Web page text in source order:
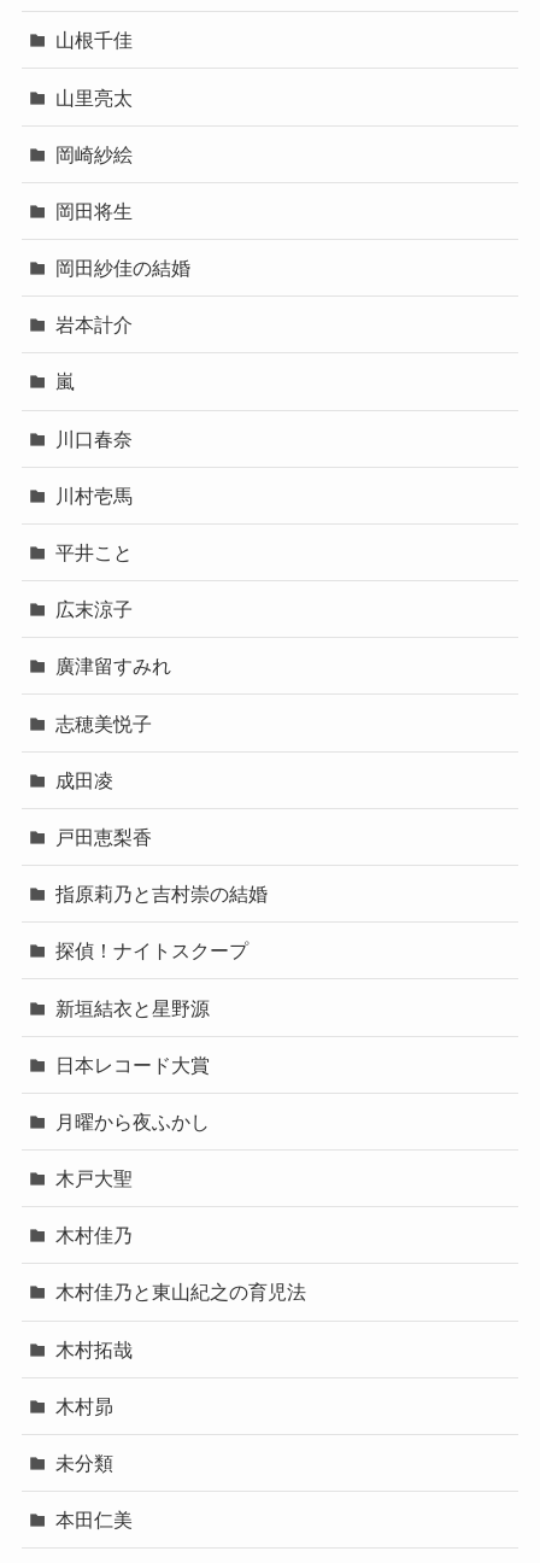
山根千佳
山里亮太
岡崎紗絵
岡田将生
岡田紗佳の結婚
岩本計介
嵐
川口春奈
川村壱馬
平井こと
広末涼子
廣津留すみれ
志穂美悦子
成田凌
戸田恵梨香
指原莉乃と吉村崇の結婚
探偵！ナイトスクープ
新垣結衣と星野源
日本レコード大賞
月曜から夜ふかし
木戸大聖
木村佳乃
木村佳乃と東山紀之の育児法
木村拓哉
木村昴
未分類
本田仁美